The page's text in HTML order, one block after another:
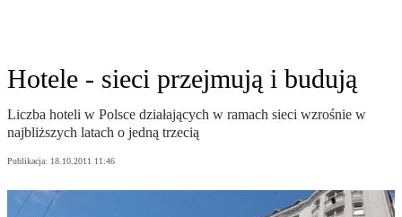
Hotele - sieci przejmują i budują
Liczba hoteli w Polsce działających w ramach sieci wzrośnie w
najbliższych latach o jedną trzecią
Publikacja: 18.10.2011 11:46